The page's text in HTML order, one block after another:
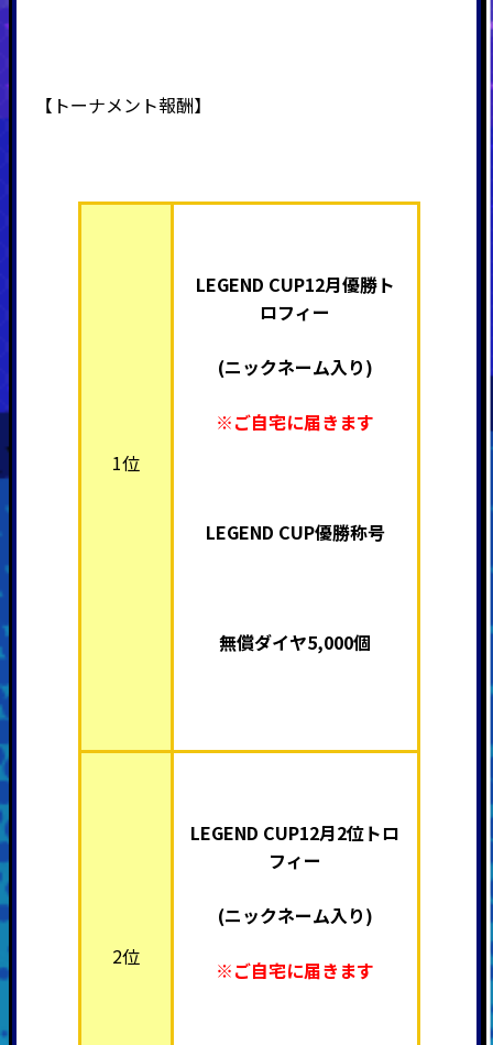
【 トーナメント報酬】
1位
LEGEND CUP12月優勝ト
ロフィー
(ニックネーム入り)
※ご自宅に届きます
LEGEND CUP優勝称号
無償ダイヤ5,000個
2位
LEGEND CUP12月2位トロ
フィー
(ニックネーム入り)
※ご自宅に届きます